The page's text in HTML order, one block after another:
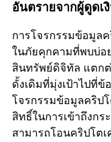
อันตรายจากผู้ดูดเ
การโจรกรรมข้อมูล
ในภัยคุกคามที่พบบ่อ
สินทรัพย์ดิจิทัล แตก
ดั้งเดิมที่มุ่งเป้าไปที่ข้
โจรกรรมข้อมูลคริป
สิทธิ์ในการเข้าถึงกร
สามารถโอนคริปโต